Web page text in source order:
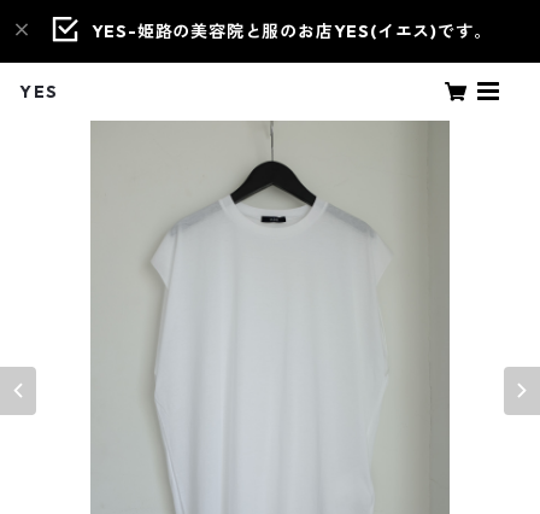
YES-姫路の美容院と服のお店YES(イエス)です。
YES